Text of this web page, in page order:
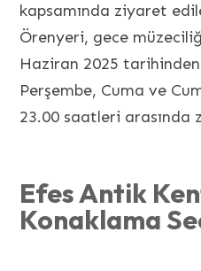
kapsamında ziyaret
Örenyeri, gece
Haziran 2025
Perşembe, Cuma ve
23.00 saatleri arasında
Efes Antik
Konaklama